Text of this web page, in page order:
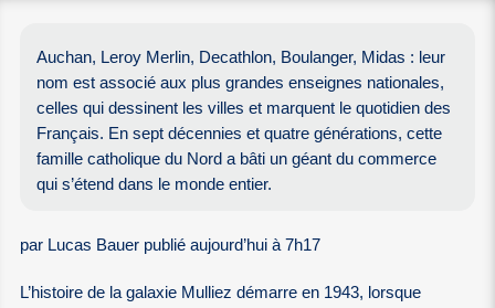
Auchan, Leroy Merlin, Decathlon, Boulanger, Midas : leur
nom est associé aux plus grandes enseignes nationales,
celles qui dessinent les villes et marquent le quotidien des
Français. En sept décennies et quatre générations, cette
famille catholique du Nord a bâti un géant du commerce
qui s’étend dans le monde entier.
par Lucas Bauer publié aujourd’hui à 7h17
L’histoire de la galaxie Mulliez démarre en 1943, lorsque